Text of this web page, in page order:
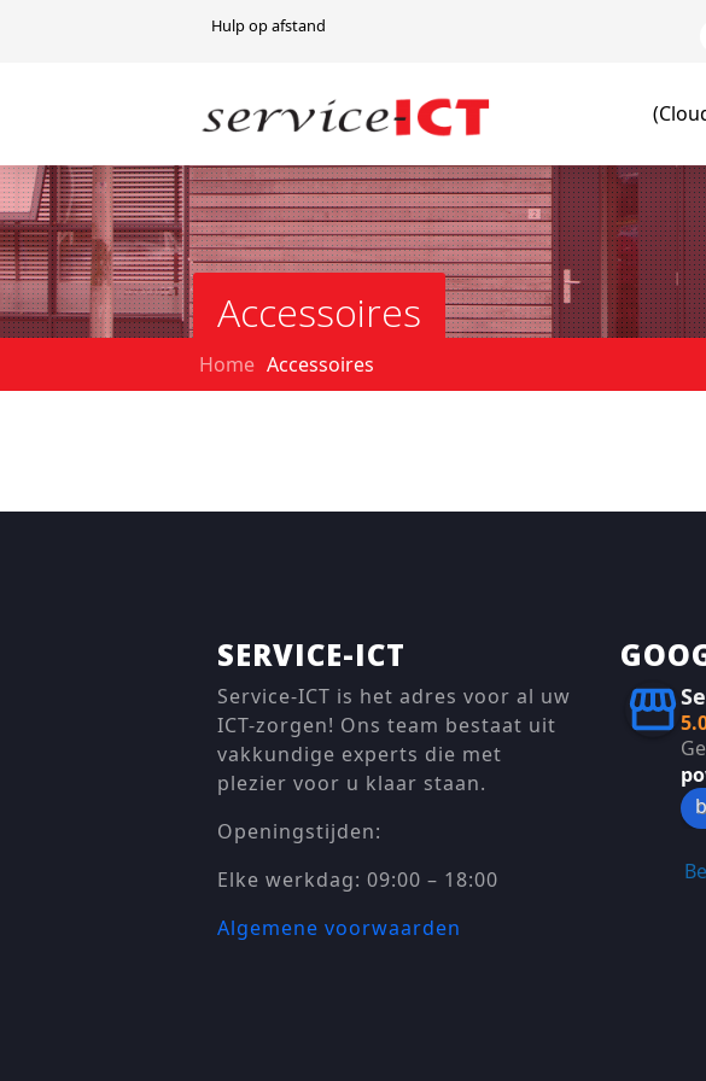
Hulp op afstand
Accessoires
Home Accessoires
SERVICE-ICT
Service-ICT is het adres voor al uw
ICT-zorgen! Ons team bestaat uit
vakkundige experts die met
plezier voor u klaar staan.
Openingstijden:
Elke werkdag: 09:00 – 18:00
Algemene voorwaarden